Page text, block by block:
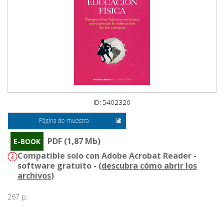
ID: 5402320
Página de muestra
E-BOOK
PDF (1,87 Mb)
Compatible solo con Adobe Acrobat Reader -
software gratuito - (descubra cómo abrir los
archivos)
267 p.